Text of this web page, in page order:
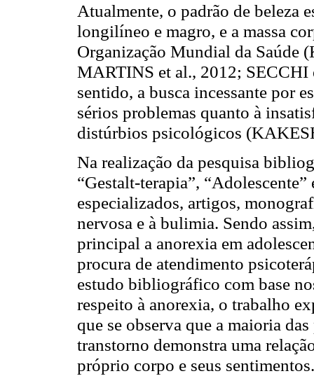
Atualmente, o padrão de beleza
longilíneo e magro, e a massa
Organização Mundial da
MARTINS et al., 2012; SECCHI
sentido, a busca incessante por
sérios problemas quanto à
distúrbios psicológicos
Na realização da pesquisa
“Gestalt-terapia”,
especializados, artigos,
nervosa e à bulimia. Sendo
principal a anorexia em
procura de atendimento
estudo bibliográfico com base
respeito à anorexia, o trabalho
que se observa que a maioria
transtorno demonstra uma
próprio corpo e seus sentimentos.